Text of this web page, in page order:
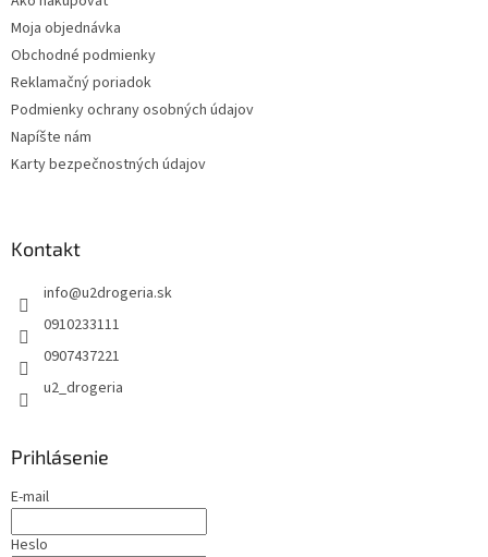
Moja objednávka
Obchodné podmienky
Reklamačný poriadok
Podmienky ochrany osobných údajov
Napíšte nám
Karty bezpečnostných údajov
Kontakt
info@u2drogeria.sk
0910233111
0907437221
u2_drogeria
Prihlásenie
E-mail
Heslo